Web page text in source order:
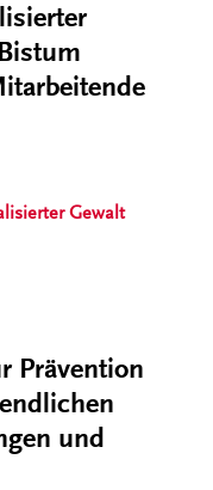
Gewalt
Prävention
und